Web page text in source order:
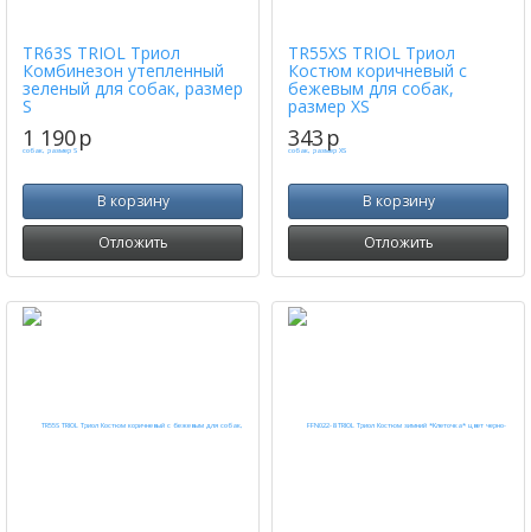
TR63S TRIOL Триол
Комбинезон утепленный
зеленый для собак, размер
S
1 190p
В корзину
Отложить
TR55XS TRIOL Триол
Костюм коричневый с
бежевым для собак,
размер ХS
343 p
В корзину
Отложить